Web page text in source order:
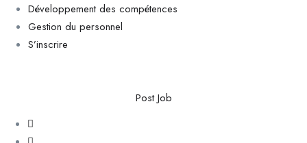
Développement des compétences
Gestion du personnel
S’inscrire
Post Job